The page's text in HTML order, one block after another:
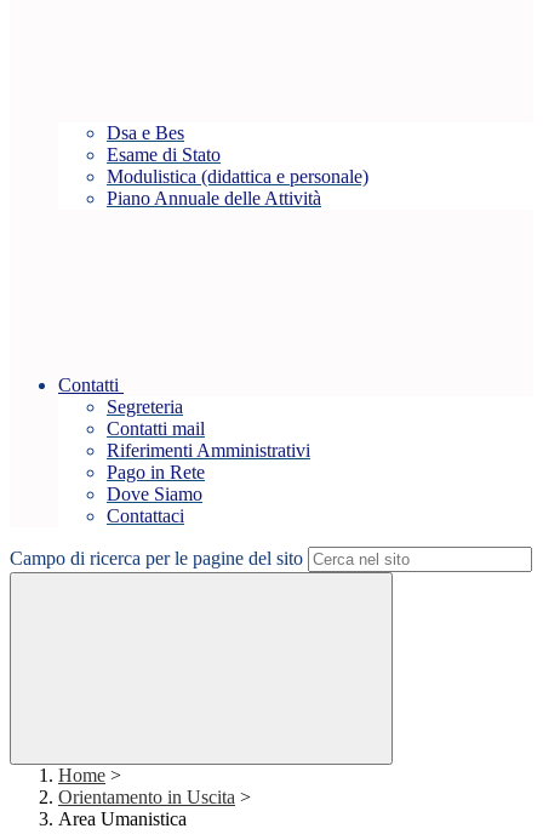
Dsa e Bes
Esame di Stato
Modulistica (didattica e personale)
Piano Annuale delle Attività
Contatti
Segreteria
Contatti mail
Riferimenti Amministrativi
Pago in Rete
Dove Siamo
Contattaci
Campo di ricerca per le pagine del sito
Home >
Orientamento in Uscita >
Area Umanistica